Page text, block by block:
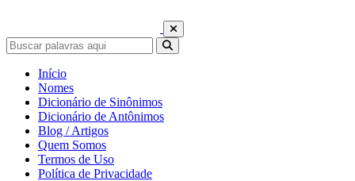
Início
Nomes
Dicionário de Sinônimos
Dicionário de Antônimos
Blog / Artigos
Quem Somos
Termos de Uso
Política de Privacidade